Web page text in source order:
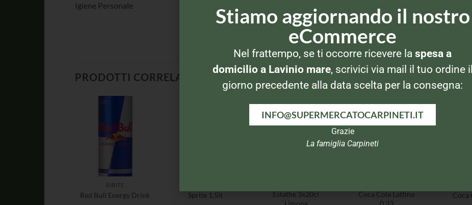
Igiene Personale
PRODOTTI CORRELATI
BIBITE
Red Bull Energy Drink Sprite 1,5lt
Estathe 3x20cl
Coca Cola Lattina
Coca
Stiamo aggiornando il nostro
eCommerce
Nel frattempo, se ti occorre ricevere la spesa a
domicilio a Lavinio mare, scrivici via mail il tuo ordine il
giorno precedente alla data scelta per la consegna:
INFO@SUPERMERCATOCARPINETI.IT
Grazie
La famiglia Carpineti